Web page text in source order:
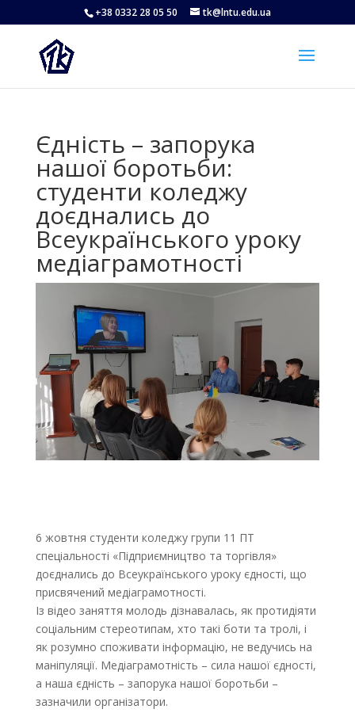
+38 0332 28 05 50 tk@lntu.edu.ua
Єдність – запорука
нашої боротьби:
студенти коледжу
доєднались до
Всеукраїнського уроку
медіаграмотності
6 жовтня студенти коледжу групи 11 ПТ
спеціальності «Підприємництво та торгівля»
доєднались до Всеукраїнського уроку єдності, що
присвячений медіаграмотності.
Із відео заняття молодь дізнавалась, як протидіяти
соціальним стереотипам, хто такі боти та тролі, і
як розумно споживати інформацію, не ведучись на
маніпуляції. Медіаграмотність – сила нашої єдності,
а наша єдність – запорука нашої боротьби –
зазначили організатори.